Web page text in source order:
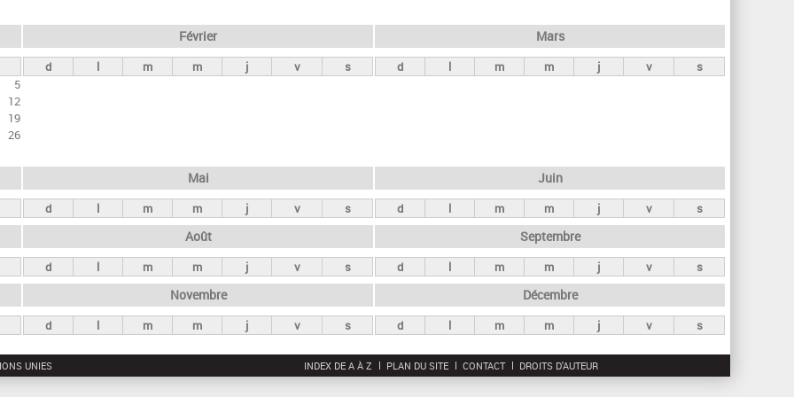
r
c
5
12
19
26
Février
d l m m j v s
Mars
d l m m j v s
Mai
d l m m j v s
Juin
d l m m j v s
Août
d l m m j v s
Septembre
d l m m j v s
Novembre
d l m m j v s
Décembre
d l m m j v s
UNIES INDEX DE A À Z PLAN DU SITE CONTACT DROITS D'AUTEUR